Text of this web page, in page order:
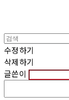
수정하기
삭제하기
글쓴이